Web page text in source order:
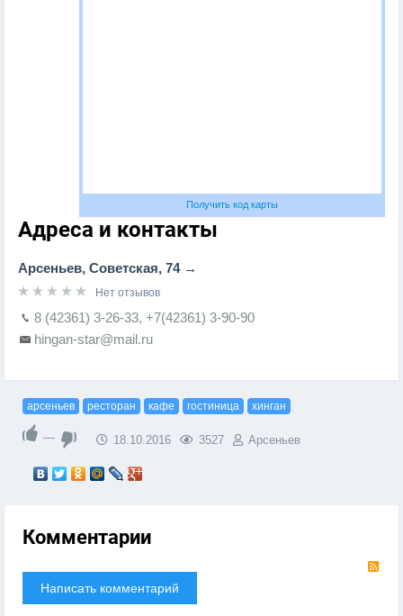
Получить код карты
Адреса и контакты
Арсеньев, Советская, 74
Нет отзывов
8 (42361) 3-26-33, +7(42361) 3-90-90
hingan-star@mail.ru
арсеньев ресторан кафе гостиница хинган
— 18.10.2016 3527 Арсеньев
Комментарии
Написать комментарий